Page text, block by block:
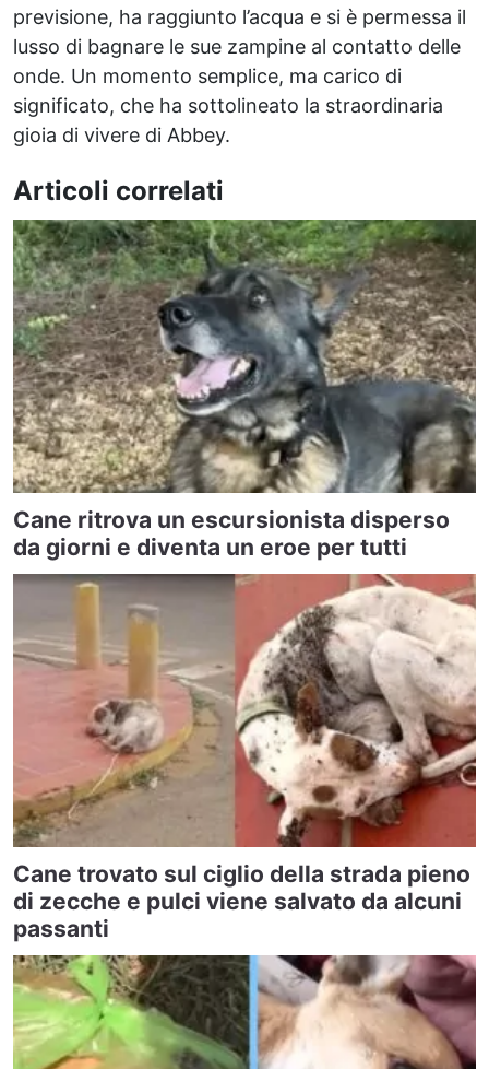
previsione, ha raggiunto l’acqua e si è permessa il
lusso di bagnare le sue zampine al contatto delle
onde. Un momento semplice, ma carico di
significato, che ha sottolineato la straordinaria
gioia di vivere di Abbey.
Articoli correlati
Cane ritrova un escursionista disperso
da giorni e diventa un eroe per tutti
Cane trovato sul ciglio della strada pieno
di zecche e pulci viene salvato da alcuni
passanti